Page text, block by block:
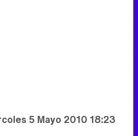
5 Mayo 2010 18:23